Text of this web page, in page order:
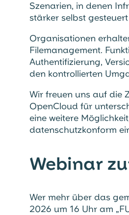
Szenarien, in denen
stärker selbst
Organisationen
Filemanagement.
Authentifizierung,
den kontrollierten
Wir freuen uns auf die
OpenCloud für
eine weitere
datenschutzkonform
Webinar
Wer mehr über das
2026 um 16 Uhr am